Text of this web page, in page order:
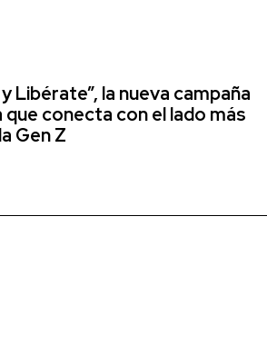
Libérate”, la nueva campaña
que conecta con el lado más
Gen Z